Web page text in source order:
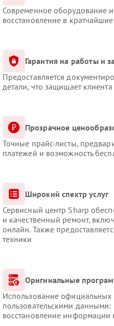
Современное оборудование и
восстановление в
Гарантия на работы и
Предоставляется
детали, что защищает
Прозрачное
Точные прайс-листы,
платежей и возможность
Широкий спектр услуг
Сервисный центр Sharp
и качественный ремонт,
онлайн. Также
техники
Оригинальные
Использование официальных
пользовательскими
восстановление